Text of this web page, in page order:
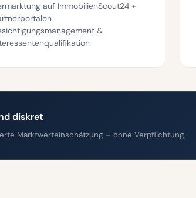
auf ImmobilienScout24 +
&
diskret
Marktwerteinschätzung – ohne Verpflichtung.